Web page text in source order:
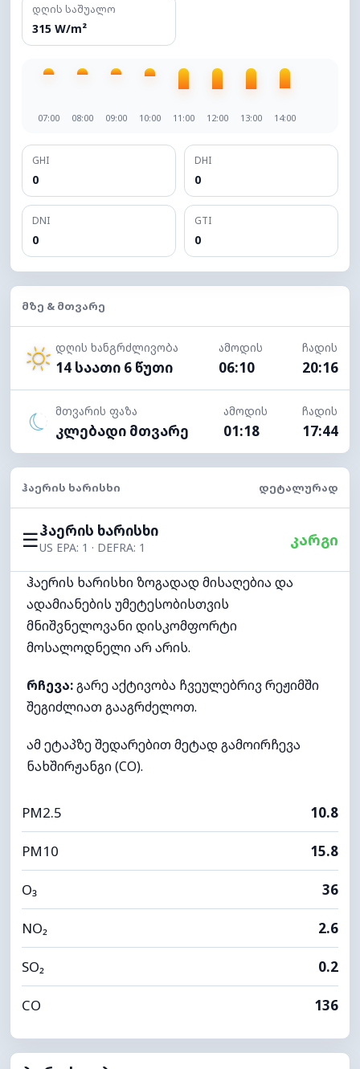
დღის საშუალო
315 W/m²
07:00 08:00 09:00 10:00 11:00 12:00 13:00 14:00
GHI
0
DHI
0
DNI
0
GTI
0
ᲛᲖᲔ & ᲛᲗᲕᲐᲠᲔ
დღის ხანგრძლივობა
14 საათი 6 წუთი
ამოდის
06:10
ჩადის
20:16
მთვარის ფაზა
კლებადი მთვარე
ამოდის
01:18
ჩადის
17:44
ᲰᲐᲔᲠᲘᲡ ᲮᲐᲠᲘᲡᲮᲘ ᲓᲔᲢᲐᲚᲣᲠᲐᲓ
☰ჰაერის ხარისხი
US EPA: 1 · DEFRA: 1 კარგი
ჰაერის ხარისხი ზოგადად მისაღებია და
ადამიანების უმეტესობისთვის
მნიშვნელოვანი დისკომფორტი
მოსალოდნელი არ არის.
რჩევა:გარე აქტივობა ჩვეულებრივ რეჟიმში
შეგიძლიათ გააგრძელოთ.
ამ ეტაპზე შედარებით მეტად გამოირჩევა
ნახშირჟანგი (CO).
PM2.5 10.8
PM10 15.8
O₃ 36
NO₂ 2.6
SO₂ 0.2
CO 136